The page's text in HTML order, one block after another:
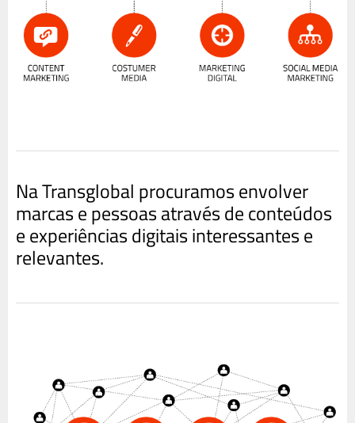
Na Transglobal procuramos envolver
marcas e pessoas através de conteúdos
e experiências digitais interessantes e
relevantes.